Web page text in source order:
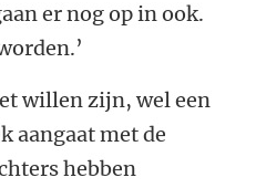
er nog op in ook.
willen zijn, wel een
aangaat met de
hebben